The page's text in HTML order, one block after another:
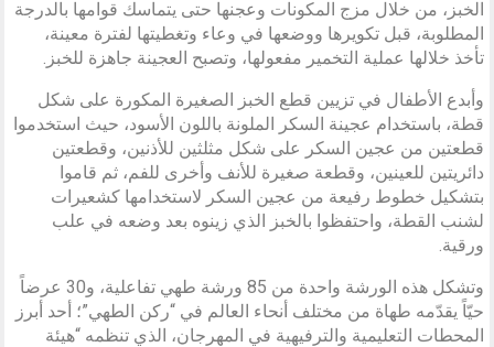
الخبز، من خلال مزج المكونات وعجنها حتى يتماسك قوامها بالدرجة
المطلوبة، قبل تكويرها ووضعها في وعاء وتغطيتها لفترة معينة،
تأخذ خلالها عملية التخمير مفعولها، وتصبح العجينة جاهزة للخبز.
وأبدع الأطفال في تزيين قطع الخبز الصغيرة المكورة على شكل
قطة، باستخدام عجينة السكر الملونة باللون الأسود، حيث استخدموا
قطعتين من عجين السكر على شكل مثلثين للأذنين، وقطعتين
دائريتين للعينين، وقطعة صغيرة للأنف وأخرى للفم، ثم قاموا
بتشكيل خطوط رفيعة من عجين السكر لاستخدامها كشعيرات
لشنب القطة، واحتفظوا بالخبز الذي زينوه بعد وضعه في علب
ورقية.
وتشكل هذه الورشة واحدة من 85 ورشة طهي تفاعلية، و30 عرضاً
حيّاً يقدّمه طهاة من مختلف أنحاء العالم في “ركن الطهي”؛ أحد أبرز
المحطات التعليمية والترفيهية في المهرجان، الذي تنظمه “هيئة